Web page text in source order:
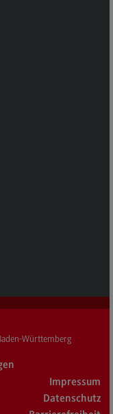
Württemberg
Impressum
Datenschutz